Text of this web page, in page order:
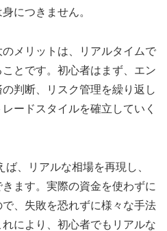
につきません。
メリットは、リアルタイムで
とです。初心者はまず、エン
判断、リスク管理を繰り返し
ードスタイルを確立していく
、リアルな相場を再現し、
ます。実際の資金を使わずに
で、失敗を恐れずに様々な手法
により、初心者でもリアルな